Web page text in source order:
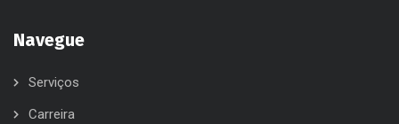
Navegue
Serviços
Carreira